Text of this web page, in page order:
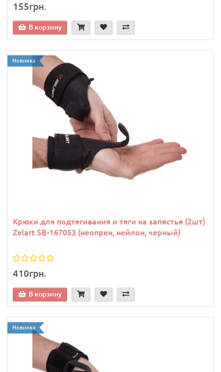
155грн.
В корзину
Новинка
Крюки для подтягивания и тяги на запястья (2шт)
Zelart SB-167053 (неопрен, нейлон, черный)
410грн.
В корзину
Новинка